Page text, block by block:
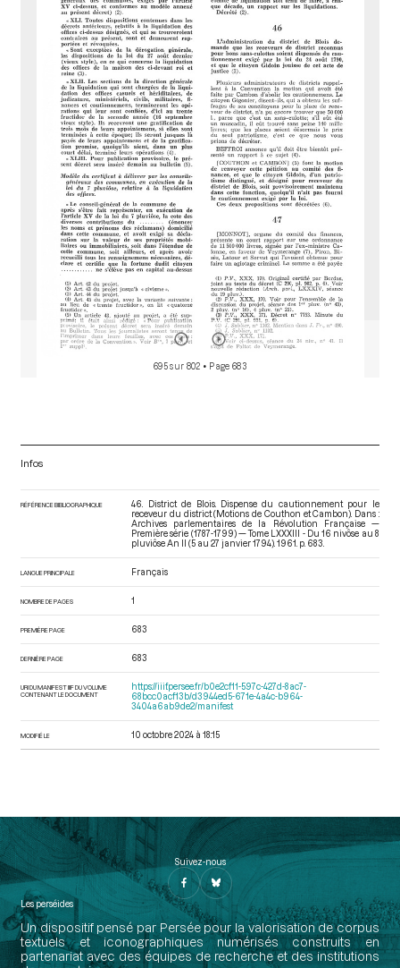
695 sur 802 • Page 683
Infos
RÉFÉRENCE BIBLIOGRAPHIQUE
46. District de Blois. Dispense du cautionnement pour le
receveur du district (Motions de Couthon et Cambon). Dans :
Archives parlementaires de la Révolution Française —
Première série (1787-1799) — Tome LXXXIII - Du 16 nivôse au 8
pluviôse An II (5 au 27 janvier 1794) . 1961. p. 683.
LANGUE PRINCIPALE Français
NOMBRE DE PAGES 1
PREMIÈRE PAGE 683
DERNIÈRE PAGE 683
URI DU MANIFEST IIIF DU VOLUME
CONTENANT LE DOCUMENT
https://iiif.persee.fr/b0e2cf11-597c-427d-8ac7-
68bcc0acf13b/d3944ed5-671e-4a4c-b964-
3404a6ab9de2/manifest
MODIFIÉ LE 10 octobre 2024 à 18:15
Suivez-nous
Les perséides
Un dispositif pensé par Persée pour la valorisation de corpus
textuels et iconographiques numérisés construits en
partenariat avec des équipes de recherche et des institutions